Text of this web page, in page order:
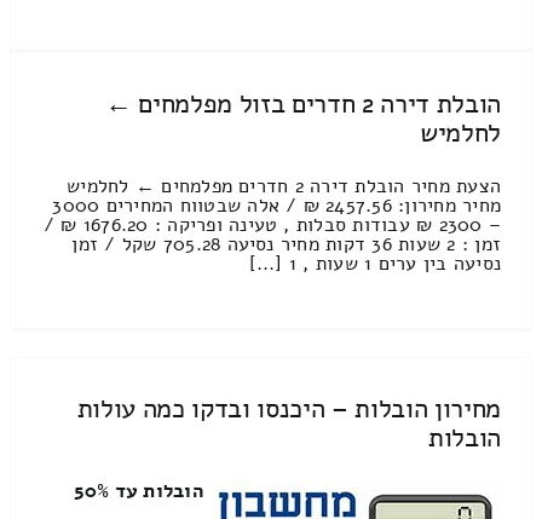
הובלת דירה 2 חדרים בזול מפלמחים ←
לחלמיש
הצעת מחיר הובלת דירה 2 חדרים מפלמחים ← לחלמיש
מחיר מחירון: 2457.56 ₪ / אלה שבטווח המחירים 3000
– 2300 ₪ עבודות סבלות , טעינה ופריקה : 1676.20 ₪ /
זמן : 2 שעות 36 דקות מחיר נסיעה 705.28 שקל / זמן
נסיעה בין ערים 1 שעות , 1 [...]
מחירון הובלות – היכנסו ובדקו כמה עולות
הובלות
הובלות עד 50%